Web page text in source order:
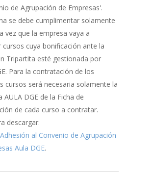
de Agrupación de Empresas'.
se debe cumplimentar solamente
vez que la empresa vaya a
cursos cuya bonificación ante la
Tripartita esté gestionada por
Para la contratación de los
cursos será necesaria solamente la
AULA DGE de la Ficha de
de cada curso a contratar.
descargar:
al Convenio de Agrupación
Aula DGE.